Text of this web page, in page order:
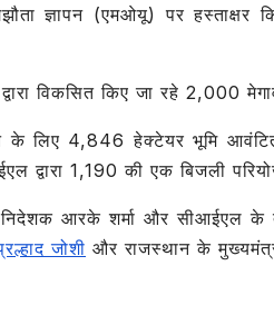
ज्ञापन (एमओयू) पर हस्ताक्षर
विकसित किए जा रहे 2,000
के लिए 4,846 हेक्टेयर भूमि
द्वारा 1,190 की एक बिजली
आरके शर्मा और सीआईएल के
जोशी और राजस्थान के